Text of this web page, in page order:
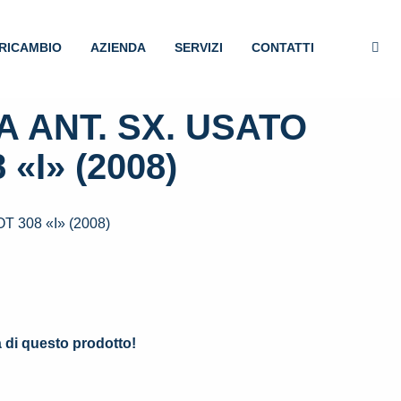
AZIENDA SERVIZI CONTATTI
ANT. SX. USATO
«I» (2008)
308 «I» (2008)
di questo prodotto!